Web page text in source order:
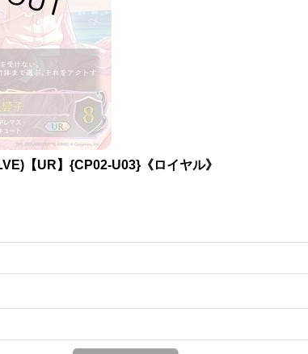
【UR】{CP02-U03}《ロイヤル》